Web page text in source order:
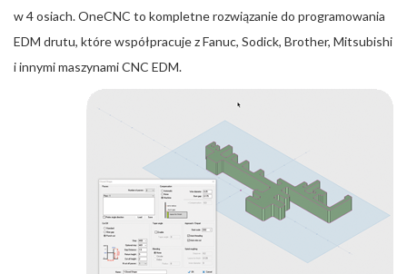
w 4 osiach. OneCNC to kompletne rozwiązanie do programowania
EDM drutu, które współpracuje z Fanuc, Sodick, Brother, Mitsubishi
i innymi maszynami CNC EDM.